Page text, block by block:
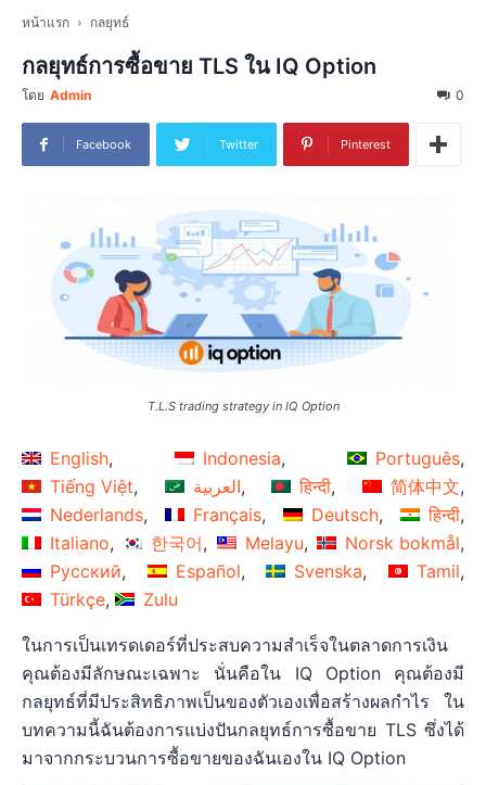
หน้าแรก กลยุทธ์
กลยุทธ์การซื้อขาย TLS ใน IQ Option
โดย Admin 0
Facebook Twitter Pinterest
T.L.S trading strategy in IQ Option
English Indonesia
Português
Tiếng Việt
العربية हिन्दी
简体中文
Nederlands
Français Deutsch
हिन्दी
Italiano
한국어 Melayu
Norsk bokmål
Русский
Español Svenska
Tamil
Türkçe
Zulu
ในการเป็นเทรดเดอร์ที่ประสบความสำเร็จในตลาดการเงิน
คุณต้องมีลักษณะเฉพาะ นั่นคือใน IQ Option คุณต้องมี
กลยุทธ์ที่มีประสิทธิภาพเป็นของตัวเองเพื่อสร้างผลกำไร ใน
บทความนี้ฉันต้องการแบ่งปันกลยุทธ์การซื้อขาย TLS ซึ่งได้
มาจากกระบวนการซื้อขายของฉันเองใน IQ Option